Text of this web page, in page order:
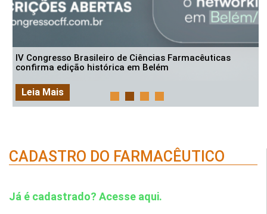
IV Congresso Brasileiro de Ciências Farmacêuticas
confirma edição histórica em Belém
Leia Mais
CADASTRO DO FARMACÊUTICO
Já é cadastrado? Acesse aqui.